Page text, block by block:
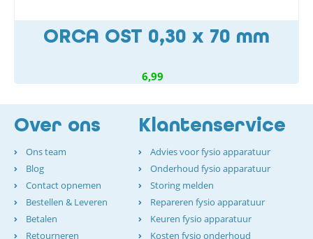
ORCA OST 0,30 x 70 mm
6,99
Over ons
Ons team
Blog
Contact opnemen
Bestellen & Leveren
Betalen
Retourneren
Klantenservice
Advies voor fysio apparatuur
Onderhoud fysio apparatuur
Storing melden
Repareren fysio apparatuur
Keuren fysio apparatuur
Kosten fysio onderhoud